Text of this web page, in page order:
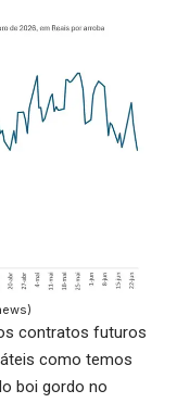
contratos futuros
como temos
boi gordo no